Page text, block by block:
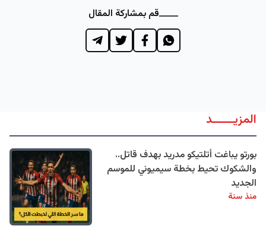
قم بمشاركة المقال
المزيــــــد
بورتو يباغت أتلتيكو مدريد بهدف قاتل..
والشكوك تحيط بخطة سيميوني للموسم
الجديد
منذ سنة